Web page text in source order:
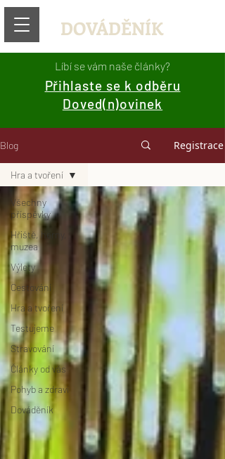
DOVÁDĚNÍK
Líbí se vám naše články?
Přihlaste se k odběru
Doved(n)ovinek
Blog Registrace
Všechny
příspěvky
Hřiště, herny,
muzea
Výlety
Cestování
Hra a tvoření
Testujeme
Stravování
Články od vás
Pohyb a zdraví
Dováděník
Hra a tvoření